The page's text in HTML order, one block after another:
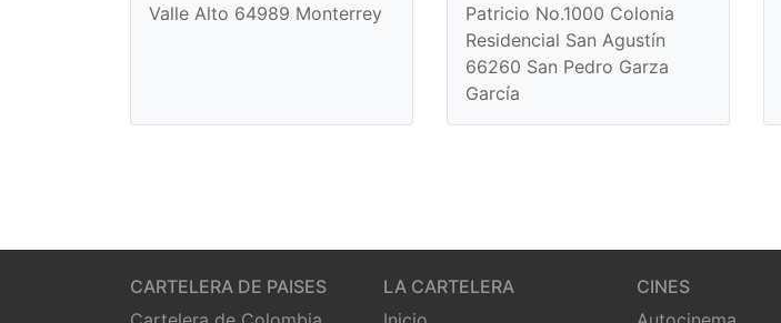
Valle Alto 64989 Monterrey
Patricio No.1000 Colonia
Residencial San Agustín
66260 San Pedro Garza
García
CARTELERA DE PAISES
LA CARTELERA
CINES